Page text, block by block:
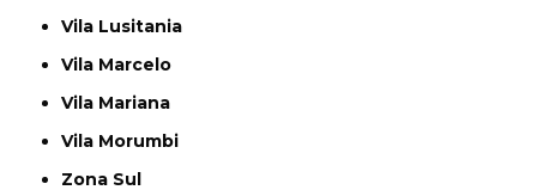
Vila Lusitania
Vila Marcelo
Vila Mariana
Vila Morumbi
Zona Sul